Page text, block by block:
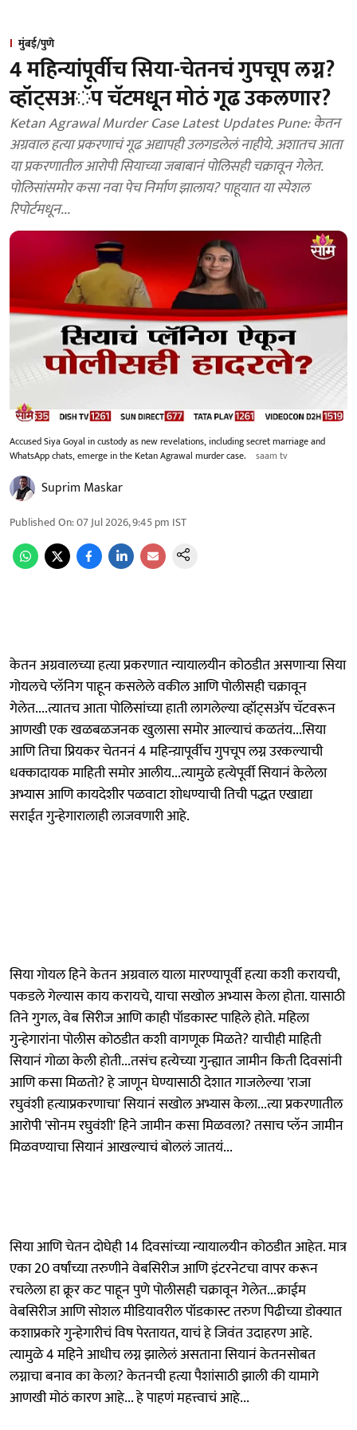
मुंबई/पुणे
4 महिन्यांपूर्वीच सिया-चेतनचं गुपचूप लग्न?
व्हॉट्सअॅप चॅटमधून मोठं गूढ उकलणार?
Ketan Agrawal Murder Case Latest Updates Pune: केतन
अग्रवाल हत्या प्रकरणाचं गूढ अद्यापही उलगडलेलं नाहीये. अशातच आता
या प्रकरणातील आरोपी सियाच्या जबाबानं पोलिसही चक्रावून गेलेत.
पोलिसांसमोर कसा नवा पेच निर्माण झालाय? पाहूयात या स्पेशल
रिपोर्टमधून...
Accused Siya Goyal in custody as new revelations, including secret marriage and
WhatsApp chats, emerge in the Ketan Agrawal murder case.
saam tv
Suprim Maskar
Published On:07 Jul 2026, 9:45 pm IST
केतन अग्रवालच्या हत्या प्रकरणात न्यायालयीन कोठडीत असणाऱ्या सिया
गोयलचे प्लॅनिग पाहून कसलेले वकील आणि पोलीसही चक्रावून
गेलेत....त्यातच आता पोलिसांच्या हाती लागलेल्या व्हॉट्सॲप चॅटवरून
आणखी एक खळबळजनक खुलासा समोर आल्याचं कळतंय...सिया
आणि तिचा प्रियकर चेतननं 4 महिन्य़ापूर्वीच गुपचूप लग्न उरकल्याची
धक्कादायक माहिती समोर आलीय...त्यामुळे हत्येपूर्वी सियानं केलेला
अभ्यास आणि कायदेशीर पळवाटा शोधण्याची तिची पद्धत एखाद्या
सराईत गुन्हेगारालाही लाजवणारी आहे.
सिया गोयल हिने केतन अग्रवाल याला मारण्यापूर्वी हत्या कशी करायची,
पकडले गेल्यास काय करायचे, याचा सखोल अभ्यास केला होता. यासाठी
तिने गुगल, वेब सिरीज आणि काही पॉडकास्ट पाहिले होते. महिला
गुन्हेगारांना पोलीस कोठडीत कशी वागणूक मिळते? याचीही माहिती
सियानं गोळा केली होती...तसंच हत्येच्या गुन्ह्यात जामीन किती दिवसांनी
आणि कसा मिळतो? हे जाणून घेण्यासाठी देशात गाजलेल्या 'राजा
रघुवंशी हत्याप्रकरणाचा' सियानं सखोल अभ्यास केला...त्या प्रकरणातील
आरोपी 'सोनम रघुवंशी' हिने जामीन कसा मिळवला? तसाच प्लॅन जामीन
मिळवण्याचा सियानं आखल्याचं बोललं जातयं...
सिया आणि चेतन दोघेही 14 दिवसांच्या न्यायालयीन कोठडीत आहेत. मात्र
एका 20 वर्षांच्या तरुणीने वेबसिरीज आणि इंटरनेटचा वापर करून
रचलेला हा क्रूर कट पाहून पुणे पोलीसही चक्रावून गेलेत...क्राईम
वेबसिरीज आणि सोशल मीडियावरील पॉडकास्ट तरुण पिढीच्या डोक्यात
कशाप्रकारे गुन्हेगारीचं विष पेरतायत, याचं हे जिवंत उदाहरण आहे.
त्यामुळे 4 महिने आधीच लग्न झालेलं असताना सियानं केतनसोबत
लग्नाचा बनाव का केला? केतनची हत्या पैशांसाठी झाली की यामागे
आणखी मोठं कारण आहे... हे पाहणं महत्त्वाचं आहे...